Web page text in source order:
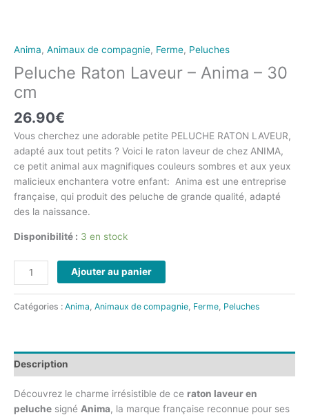
Anima, Animaux de compagnie, Ferme, Peluches
Peluche Raton Laveur – Anima – 30
cm
26.90€
Vous cherchez une adorable petite PELUCHE RATON LAVEUR,
adapté aux tout petits ? Voici le raton laveur de chez ANIMA,
ce petit animal aux magnifiques couleurs sombres et aux yeux
malicieux enchantera votre enfant: Anima est une entreprise
française, qui produit des peluche de grande qualité, adapté
des la naissance.
Disponibilité : 3 en stock
Ajouter au panier
Catégories : Anima Animaux de compagnie Ferme Peluches
Description
Découvrez le charme irrésistible de ce raton laveur en
peluche signé Anima, la marque française reconnue pour ses